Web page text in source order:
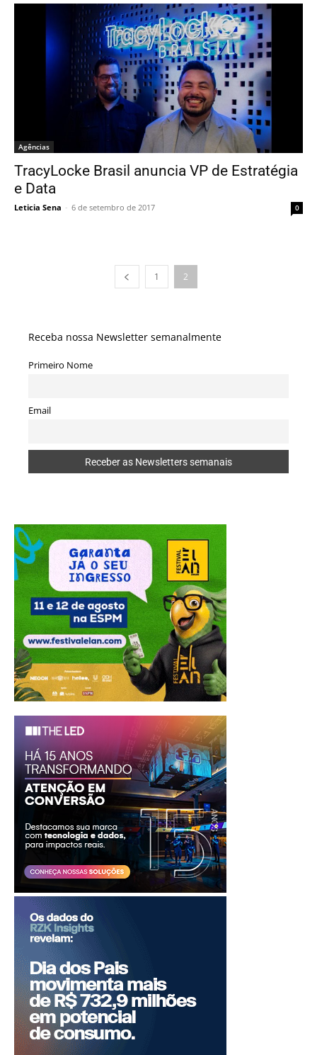
Agências
TracyLocke Brasil anuncia VP de Estratégia
e Data
Leticia Sena - 6 de setembro de 2017 0
1 2
Receba nossa Newsletter semanalmente
Primeiro Nome
Email